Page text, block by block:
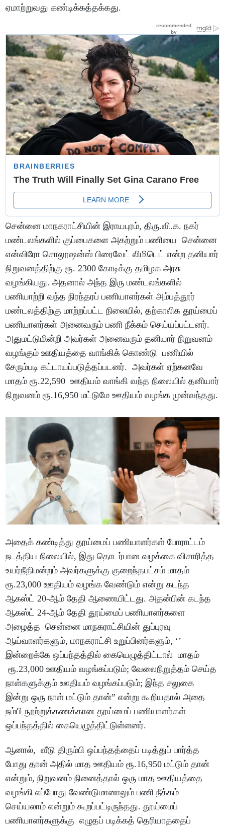
ஏமாற்றுவது கண்டிக்கத்தக்கது.
சென்னை மாநகராட்சியின் இராயபுரம், திரு.வி.க. நகர்
மண்டலங்களில் குப்பைகளை அகற்றும் பணியை சென்னை
என்விரோ சொலூஷன்ஸ் பிரைவேட் லிமிடெட் என்ற தனியார்
நிறுவனத்திற்கு ரூ. 2300 கோடிக்கு தமிழக அரசு
வழங்கியது. அதனால் அந்த இரு மண்டலங்களில்
பணியாற்றி வந்த நிரந்தரப் பணியாளர்கள் அம்பத்தூர்
மண்டலத்திற்கு மாற்றப்பட்ட நிலையில், தற்காலிக தூய்மைப்
பணியாளர்கள் அனைவரும் பணி நீக்கம் செய்யப்பட்டனர்.
அதுமட்டுமின்றி அவர்கள் அனைவரும் தனியார் நிறுவனம்
வழங்கும் ஊதியத்தை வாங்கிக் கொண்டு பணியில்
சேரும்படி கட்டாயப்படுத்தப்படனர். அவர்கள் ஏற்கனவே
மாதம் ரூ.22,590 ஊதியம் வாங்கி வந்த நிலையில் தனியார்
நிறுவனம் ரூ.16,950 மட்டுமே ஊதியம் வழங்க முன்வந்தது.
அதைக் கண்டித்து தூய்மைப் பணியாளர்கள் போராட்டம்
நடத்திய நிலையில், இது தொடர்பான வழக்கை விசாரித்த
உயர்நீதிமன்றம் அவர்களுக்கு குறைந்தபட்சம் மாதம்
ரூ.23,000 ஊதியம் வழங்க வேண்டும் என்று கடந்த
ஆகஸ்ட் 20-ஆம் தேதி ஆணையிட்டது. அதன்பின் கடந்த
ஆகஸ்ட் 24-ஆம் தேதி தூய்மைப் பணியாளர்களை
அழைத்த சென்னை மாநகராட்சியின் துப்புரவு
ஆய்வாளர்களும், மாநகராட்சி உறுப்பினர்களும், ‘’
இன்றைக்கே ஒப்பந்தத்தில் கையெழுத்திட்டால் மாதம்
ரூ.23,000 ஊதியம் வழங்கப்படும்; வேலைநிறுத்தம் செய்த
நாள்களுக்கும் ஊதியம் வழங்கப்படும்; இந்த சலுகை
இன்று ஒரு நாள் மட்டும் தான்” என்று கூறியதால் அதை
நம்பி நூற்றுக்கணக்கான தூய்மைப் பணியாளர்கள்
ஒப்பந்தத்தில் கையெழுத்திட்டுள்ளனர்.
ஆனால், வீடு திரும்பி ஒப்பந்தத்தைப் படித்துப் பார்த்த
போது தான் அதில் மாத ஊதியம் ரூ.16,950 மட்டும் தான்
என்றும், நிறுவனம் நினைத்தால் ஒரு மாத ஊதியத்தை
வழங்கி எப்போது வேண்டுமானாலும் பணி நீக்கம்
செய்யலாம் என்றும் கூறப்பட்டிருந்தது. தூய்மைப்
பணியாளர்களுக்கு எழுதப் படிக்கத் தெரியாததைப்